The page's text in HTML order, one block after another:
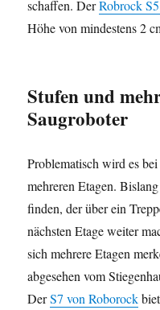
schaffen. DerRobrock
Höhe von mindestens 2
Stufen und
Saugroboter
Problematisch wird es
mehreren Etagen.
finden, der über ein
nächsten Etage weiter
sich mehrere Etagen
abgesehen vom
DerS7 von Roborock